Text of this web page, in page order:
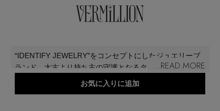
ブランド
最新トレンドや限定アイテム、セール情報を
いち早くお届けします。
...READ MORE
“IDENTIFY JEWELRY”をコンセプトにしたジュエリーブ
ランド。太古より持ち主の守護となるタリスマンとし
て、主義を表すサインとして用いられてきた装身具の歴
お気に入りに追加